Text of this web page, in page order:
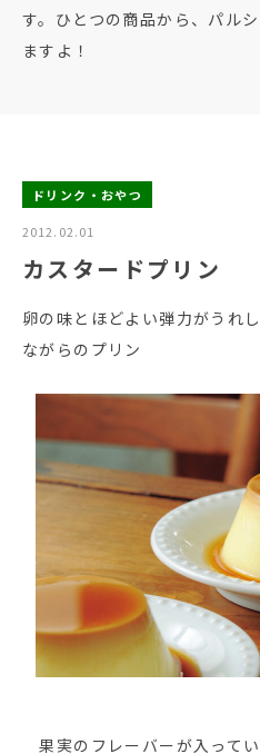
す。ひとつの商品から、パル
ますよ！
ドリンク・おやつ
2012.02.01
カスタードプリン
卵の味とほどよい弾力がうれ
ながらのプリン
果実のフレーバーが入って